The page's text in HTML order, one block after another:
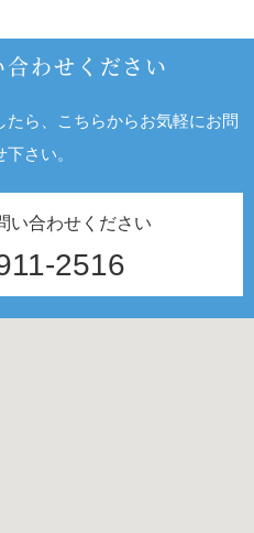
わせください
ら、こちらからお気軽にお問
さい。
い合わせください
2516